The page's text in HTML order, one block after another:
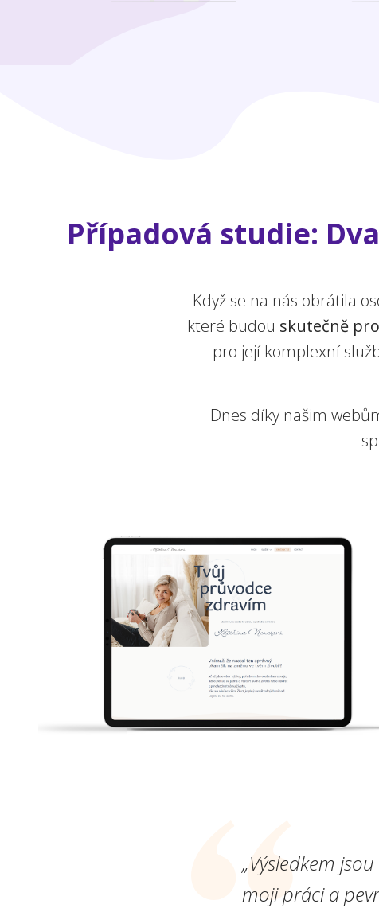
Případová studie:
Když se na nás obrátila
které budou skutečně
pro její komplexní
Dnes díky našim
„Výsledkem
moji práci a